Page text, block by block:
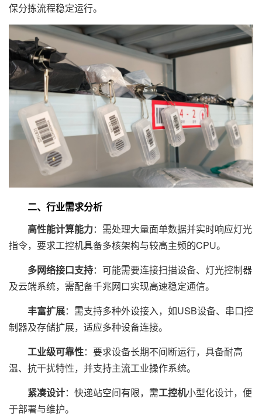
保分拣流程稳定运行。
二、行业需求分析
高性能计算能力：需处理大量面单数据并实时响应灯光
指令，要求工控机具备多核架构与较高主频的CPU。
多网络接口支持：可能需要连接扫描设备、灯光控制器
及云端系统，需配备千兆网口实现高速稳定通信。
丰富扩展：需支持多种外设接入，如USB设备、串口控
制器及存储扩展，适应多种设备连接。
工业级可靠性：要求设备长期不间断运行，具备耐高
温、抗干扰特性，并支持主流工业操作系统。
紧凑设计：快递站空间有限，需工控机小型化设计，便
于部署与维护。